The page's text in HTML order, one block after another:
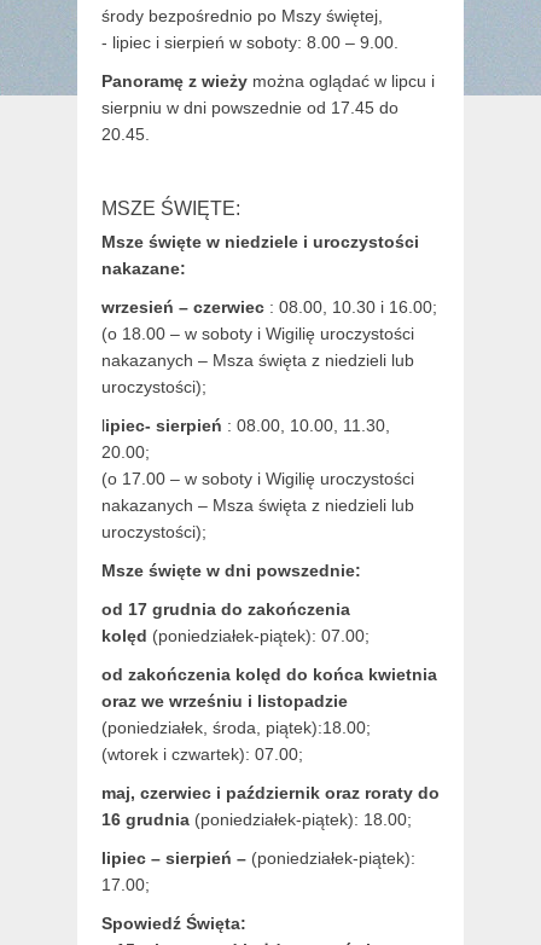
środy bezpośrednio po Mszy świętej,
- lipiec i sierpień w soboty: 8.00 – 9.00.
Panoramę z wieży można oglądać w lipcu i
sierpniu w dni powszednie od 17.45 do
20.45.
MSZE ŚWIĘTE:
Msze święte w niedziele i uroczystości
nakazane:
wrzesień – czerwiec : 08.00, 10.30 i 16.00;
(o 18.00 – w soboty i Wigilię uroczystości
nakazanych – Msza święta z niedzieli lub
uroczystości);
lipiec- sierpień : 08.00, 10.00, 11.30,
20.00;
(o 17.00 – w soboty i Wigilię uroczystości
nakazanych – Msza święta z niedzieli lub
uroczystości);
Msze święte w dni powszednie:
od 17 grudnia do zakończenia
kolęd (poniedziałek-piątek): 07.00;
od zakończenia kolęd do końca kwietnia
oraz we wrześniu i listopadzie
(poniedziałek, środa, piątek):18.00;
(wtorek i czwartek): 07.00;
maj, czerwiec i październik oraz roraty do
16 grudnia (poniedziałek-piątek): 18.00;
lipiec – sierpień – (poniedziałek-piątek):
17.00;
Spowiedź Święta: